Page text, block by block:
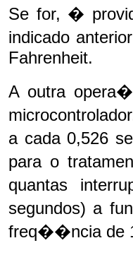
Se for, �
indicado
Fahrenheit.
A outra
a cada 0,526
para o
quantas
segundos) a
freq��ncia de